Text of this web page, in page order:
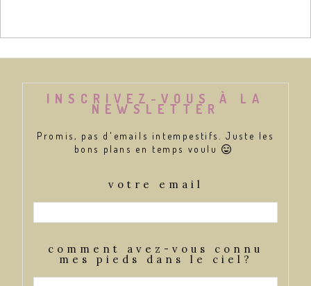
INSCRIVEZ-VOUS À LA
NEWSLETTER
Promis, pas d'emails intempestifs. Juste les
bons plans en temps voulu
votre email
comment avez-vous connu
mes pieds dans le ciel?